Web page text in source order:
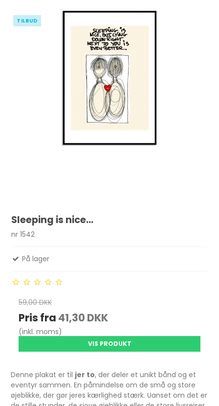
TILBUD
Sleeping is nice...
nr 1542
På lager
59,00 DKK
Pris fra 41,30 DKK
(inkl. moms)
VIS PRODUKT
Denne plakat er til jer to, der deler et unikt bånd og et
eventyr sammen. En påmindelse om de små og store
øjeblikke, der gør jeres kærlighed stærk. Uanset om det er